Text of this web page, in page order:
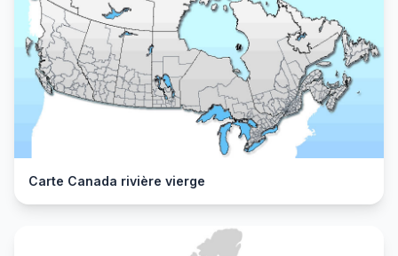
Carte Canada rivière vierge